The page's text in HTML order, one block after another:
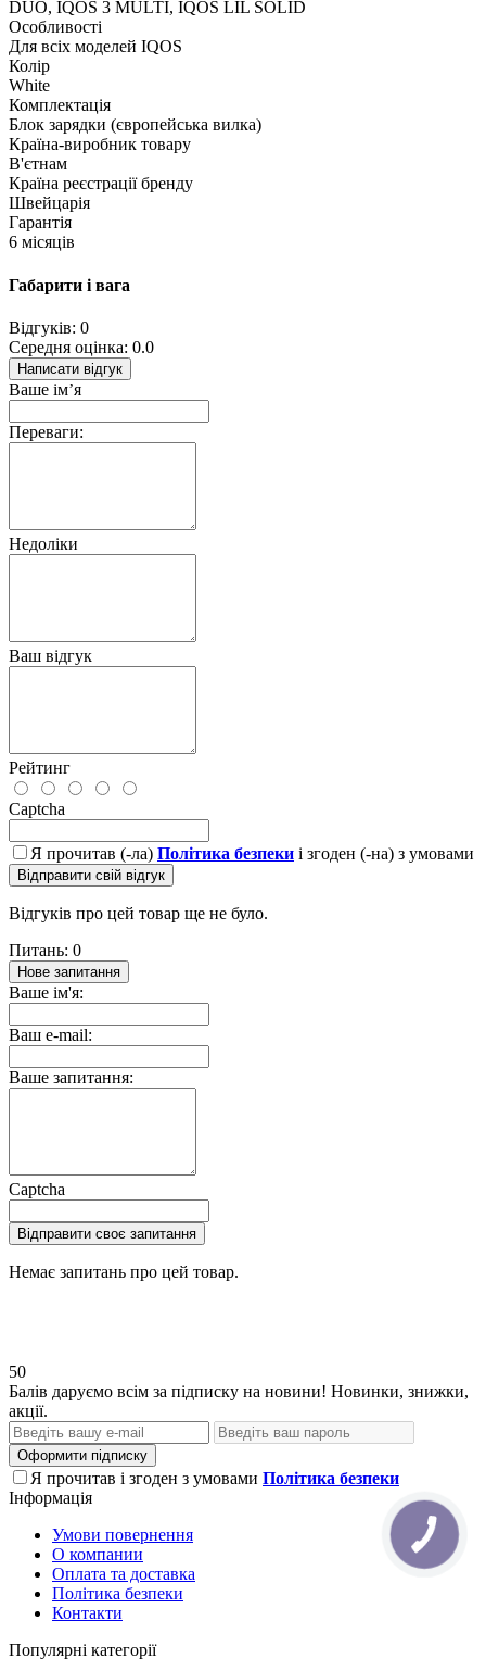
DUO, IQOS 3 MULTI, IQOS LIL SOLID
Особливості
Для всіх моделей IQOS
Колір
White
Комплектація
Блок зарядки (європейська вилка)
Країна-виробник товару
В'єтнам
Країна реєстрації бренду
Швейцарія
Гарантія
6 місяців
Габарити і вага
Відгуків: 0
Середня оцінка: 0.0
Написати відгук
Ваше ім’я
Переваги:
Недоліки
Ваш відгук
Рейтинг
Captcha
Я прочитав (-ла) Політика безпеки і згоден (-на) з умовами
Відправити свій відгук
Відгуків про цей товар ще не було.
Питань: 0
Нове запитання
Ваше ім'я:
Ваш e-mail:
Ваше запитання:
Captcha
Відправити своє запитання
Немає запитань про цей товар.
50
Балів даруємо всім за підписку на новини! Новинки, знижки,
акції.
Оформити підписку
Я прочитав і згоден з умовами Політика безпеки
Інформація
Умови повернення
О компании
Оплата та доставка
Політика безпеки
Контакти
Популярні категорії